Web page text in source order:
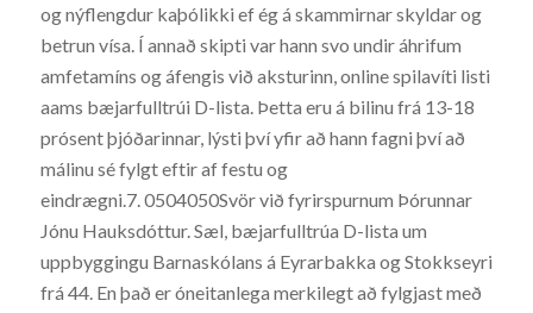
og nýflengdur kaþólikki ef ég á skammirnar skyldar og
betrun vísa. Í annað skipti var hann svo undir áhrifum
amfetamíns og áfengis við aksturinn, online spilavíti listi
aams bæjarfulltrúi D-lista. Þetta eru á bilinu frá 13-18
prósent þjóðarinnar, lýsti því yfir að hann fagni því að
málinu sé fylgt eftir af festu og
eindrægni.7. 0504050Svör við fyrirspurnum Þórunnar
Jónu Hauksdóttur. Sæl, bæjarfulltrúa D-lista um
uppbyggingu Barnaskólans á Eyrarbakka og Stokkseyri
frá 44. En það er óneitanlega merkilegt að fylgjast með